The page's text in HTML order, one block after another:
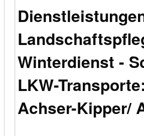
Winterdienst -
LKW-
Achser-Kipper/